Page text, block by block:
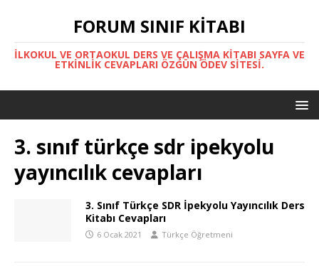
FORUM SINIF KITABI
İLKOKUL VE ORTAOKUL DERS VE ÇALIŞMA KITABI SAYFA VE
ETKINLIK CEVAPLARI ÖZGÜN ÖDEV SITESI.
3. sınıf türkçe sdr ipekyolu
yayıncılık cevapları
3. Sınıf Türkçe SDR İpekyolu Yayıncılık Ders
Kitabı Cevapları
6 Ocak 2021 Türkçe Öğretmeni